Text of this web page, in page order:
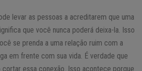
levar as pessoas a acreditarem que uma
que você nunca poderá deixa-la. Isso
se prenda a uma relação ruim com a
em frente com sua vida. É verdade que
essa conexão. Isso acontece porque